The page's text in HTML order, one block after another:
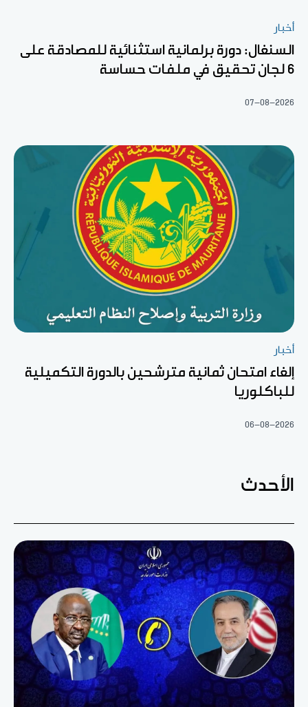
أخبار
السنغال: دورة برلمانية استثنائية للمصادقة على
6 لجان تحقيق في ملفات حساسة
07-08-2026
أخبار
إلغاء امتحان ثمانية مترشحين بالدورة التكميلية
للباكلوريا
06-08-2026
الأحدث